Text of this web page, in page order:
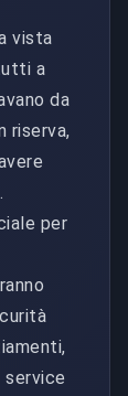
vista
a
da
riserva,
per
service